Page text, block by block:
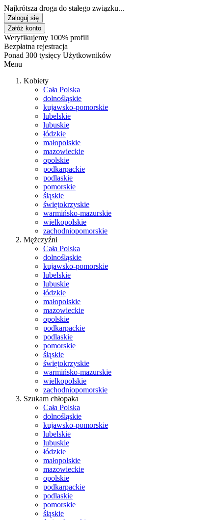
Najkrótsza droga do stałego związku...
Zaloguj się
Załóż konto
Weryfikujemy 100% profili
Bezpłatna rejestracja
Ponad 300 tysięcy Użytkowników
Menu
Kobiety
Cała Polska
dolnośląskie
kujawsko-pomorskie
lubelskie
lubuskie
łódzkie
małopolskie
mazowieckie
opolskie
podkarpackie
podlaskie
pomorskie
śląskie
świętokrzyskie
warmińsko-mazurskie
wielkopolskie
zachodniopomorskie
Mężczyźni
Cała Polska
dolnośląskie
kujawsko-pomorskie
lubelskie
lubuskie
łódzkie
małopolskie
mazowieckie
opolskie
podkarpackie
podlaskie
pomorskie
śląskie
świętokrzyskie
warmińsko-mazurskie
wielkopolskie
zachodniopomorskie
Szukam chłopaka
Cała Polska
dolnośląskie
kujawsko-pomorskie
lubelskie
lubuskie
łódzkie
małopolskie
mazowieckie
opolskie
podkarpackie
podlaskie
pomorskie
śląskie